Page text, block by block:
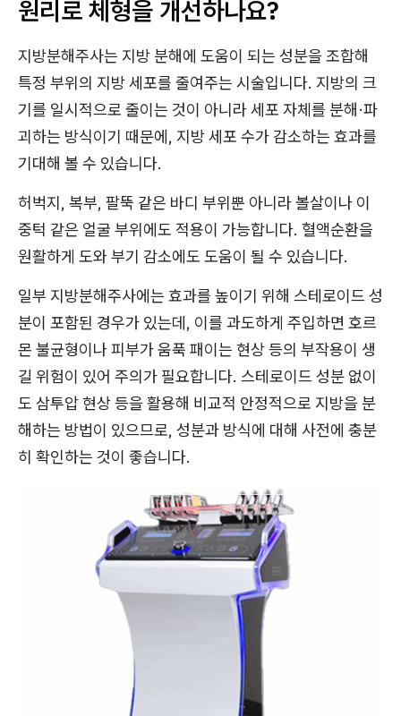
원리로 체형을 개선하나요?
지방분해주사는 지방 분해에 도움이 되는 성분을 조합해
특정 부위의 지방 세포를 줄여주는 시술입니다. 지방의 크
기를 일시적으로 줄이는 것이 아니라 세포 자체를 분해·파
괴하는 방식이기 때문에, 지방 세포 수가 감소하는 효과를
기대해 볼 수 있습니다.
허벅지, 복부, 팔뚝 같은 바디 부위뿐 아니라 볼살이나 이
중턱 같은 얼굴 부위에도 적용이 가능합니다. 혈액순환을
원활하게 도와 부기 감소에도 도움이 될 수 있습니다.
일부 지방분해주사에는 효과를 높이기 위해 스테로이드 성
분이 포함된 경우가 있는데, 이를 과도하게 주입하면 호르
몬 불균형이나 피부가 움푹 패이는 현상 등의 부작용이 생
길 위험이 있어 주의가 필요합니다. 스테로이드 성분 없이
도 삼투압 현상 등을 활용해 비교적 안정적으로 지방을 분
해하는 방법이 있으므로, 성분과 방식에 대해 사전에 충분
히 확인하는 것이 좋습니다.